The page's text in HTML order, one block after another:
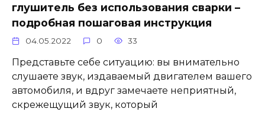
глушитель без использования сварки –
подробная пошаговая инструкция
04.05.2022 0 33
Представьте себе ситуацию: вы внимательно
слушаете звук, издаваемый двигателем вашего
автомобиля, и вдруг замечаете неприятный,
скрежещущий звук, который